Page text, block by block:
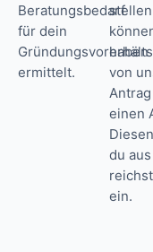
Beratungsbedarf
für dein
Gründungsvorhaben
ermittelt.
von
einen
du
ein.